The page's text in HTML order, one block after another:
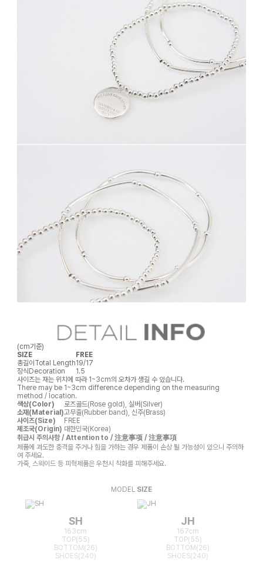
(cm기준)
SIZE
FREE
총길이 Total Length19/17
장식 Decoration
1.5
사이즈는 재는 위치에 따라 1~3cm의 오차가 생길 수 있습니다.
There may be 1~3cm difference depending on the measuring
method / location.
색상(Color)
로즈골드(Rose gold), 실버(Silver)
소재(Material)고무줄(Rubber band), 신주(Brass)
사이즈(Size)
FREE
제조국(Origin) 대한민국(Korea)
취급시 주의사항 / Attention to / 注意事项 / 注意事項
제품에 과도한 충격을 주거나 힘을 가하는 경우 제품이 손상 될 가능성이 있으니 주의하
여 주세요.
가죽, 스웨이드 등 피혁제품은 우천시 착화를 피해주세요.
MODEL SIZE
SH
163cm
TOP(55)
BOTTOM(26)
SHOES(240)
JH
167cm
TOP(55)
BOTTOM(26)
SHOES(240)